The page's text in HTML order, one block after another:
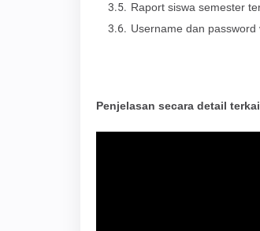
Raport siswa semester
Username dan
Penjelasan secara detail